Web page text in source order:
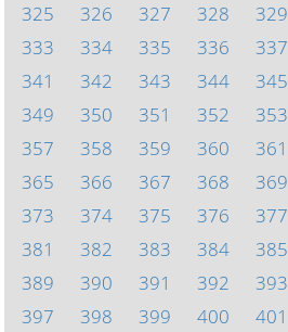
325
326 327 328 329
333
334 335 336 337
341
342 343 344 345
349
350 351 352 353
357
358 359 360 361
365
366 367 368 369
373
374 375 376 377
381
382 383 384 385
389
390 391 392 393
397
398 399 400 401